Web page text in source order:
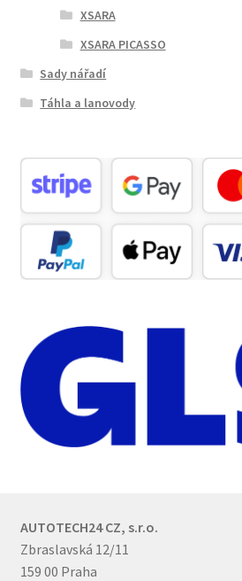
XSARA
XSARA PICASSO
Sady nářadí
Táhla a lanovody
AUTOTECH24 CZ, s.r.o.
Zbraslavská 12/11
159 00 Praha